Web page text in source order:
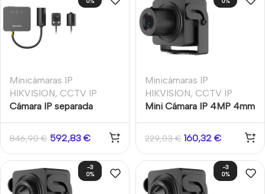
Minicámaras IP
HIKVISION, CCTV IP
Cámara IP separada
93.9° Mini 2m WDR120
Audio Alarma Funciones
inteligentes Hikvision
846,90€ 592,83 €
Minicámaras IP
HIKVISION, CCTV IP
Mini Cámara IP 4MP 4mm
229,03€ 160,32 €
-3
0%
-3
0%